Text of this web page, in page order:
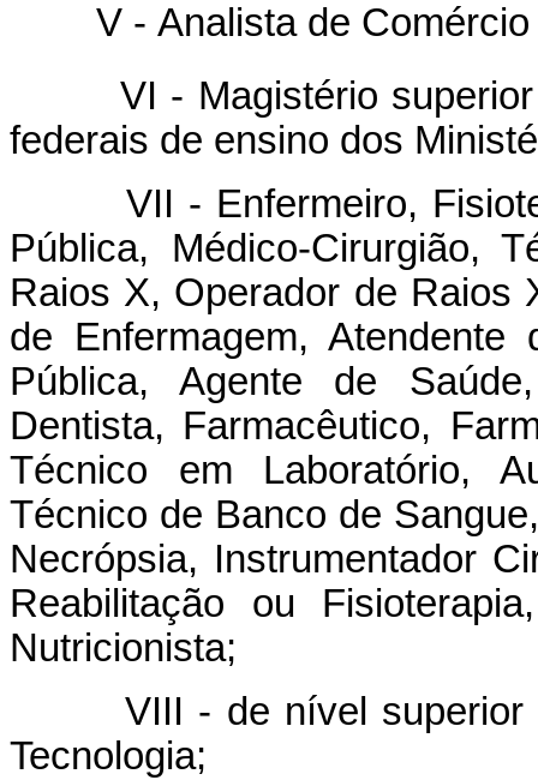
V - Analista de Comércio
VI - Magistério superior
federais de ensino dos
VII - Enfermeiro,
Pública, Médico-Cirurgião,
Raios X, Operador de Raios
de Enfermagem, Atendente
Pública, Agente de
Dentista, Farmacêutico,
Técnico em Laboratório,
Técnico de Banco de
Necrópsia, Instrumentador
Reabilitação ou
Nutricionista;
VIII - de nível superior
Tecnologia;